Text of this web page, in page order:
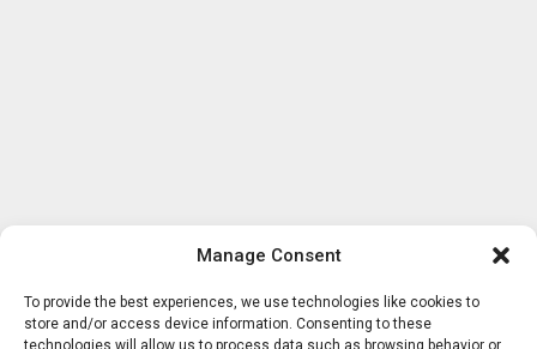
Manage Consent
To provide the best experiences, we use technologies like cookies to
store and/or access device information. Consenting to these
technologies will allow us to process data such as browsing behavior or